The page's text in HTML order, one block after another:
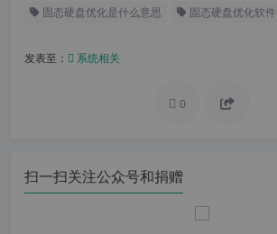
固态硬盘优化是什么意思 固态硬盘优化软件
发表至： 系统相关
0
扫一扫关注公众号和捐赠